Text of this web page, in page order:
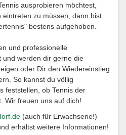
ausprobieren möchtest,
eintreten zu müssen, dann bist
bestens aufgehoben.
und professionelle
und werden dir gerne die
oder Dir den Wiedereinstieg
So kannst du völlig
feststellen, ob Tennis der
Wir freuen uns auf dich!
(auch für Erwachsene!)
erhältst weitere Informationen!